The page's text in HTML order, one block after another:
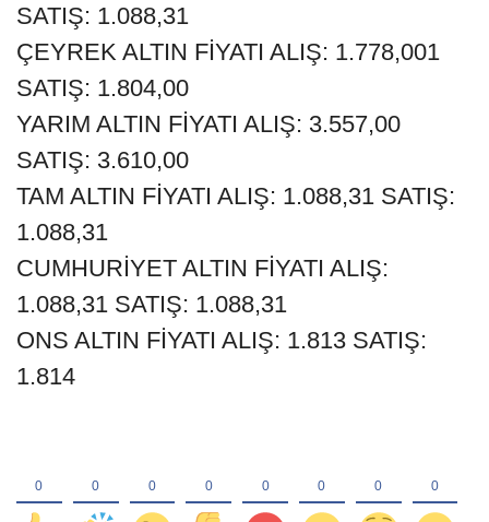
SATIŞ: 1.088,31
ÇEYREK ALTIN FİYATI ALIŞ: 1.778,001
SATIŞ: 1.804,00
YARIM ALTIN FİYATI ALIŞ: 3.557,00
SATIŞ: 3.610,00
TAM ALTIN FİYATI ALIŞ: 1.088,31 SATIŞ:
1.088,31
CUMHURİYET ALTIN FİYATI ALIŞ:
1.088,31 SATIŞ: 1.088,31
ONS ALTIN FİYATI ALIŞ: 1.813 SATIŞ:
1.814